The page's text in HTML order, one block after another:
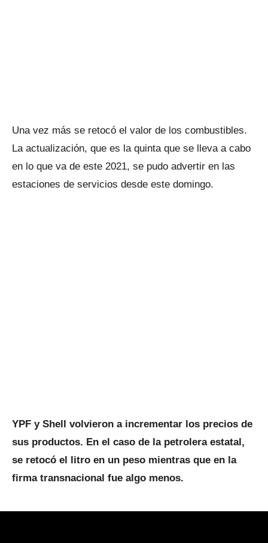
Una vez más se retocó el valor de los combustibles.
La actualización, que es la quinta que se lleva a cabo
en lo que va de este 2021, se pudo advertir en las
estaciones de servicios desde este domingo.
YPF y Shell volvieron a incrementar los precios de
sus productos. En el caso de la petrolera estatal,
se retocó el litro en un peso mientras que en la
firma transnacional fue algo menos.